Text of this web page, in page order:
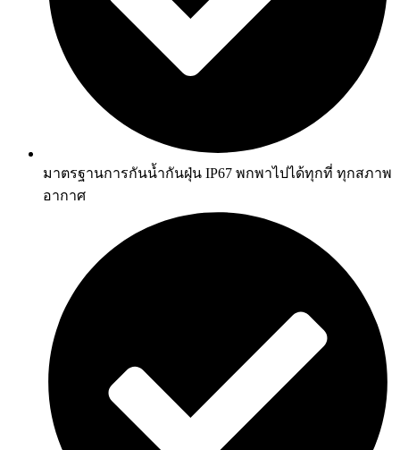
มาตรฐานการกันน้ำกันฝุ่น IP67 พกพาไปได้ทุกที่ ทุกสภาพ
อากาศ